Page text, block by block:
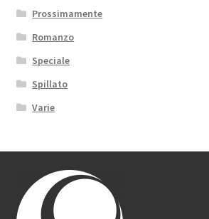
Prossimamente
Romanzo
Speciale
Spillato
Varie